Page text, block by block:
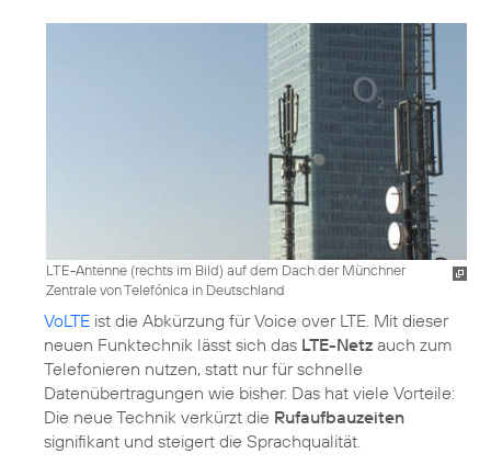
LTE-Antenne (rechts im Bild) auf dem Dach der Münchner
Zentrale von Telefónica in Deutschland
VoLTE ist die Abkürzung für Voice over LTE. Mit dieser
neuen Funktechnik lässt sich das LTE-Netz auch zum
Telefonieren nutzen, statt nur für schnelle
Datenübertragungen wie bisher. Das hat viele Vorteile:
Die neue Technik verkürzt die Rufaufbauzeiten
signifikant und steigert die Sprachqualität.